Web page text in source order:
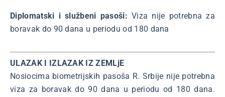
Diplomatski i službeni pasoši: Viza nije potrebna za
boravak do 90 dana u periodu od 180 dana
ULAZAK I IZLAZAK IZ ZEMLjE
Nosiocima biometrijskih pasoša R. Srbije nije potrebna
viza za boravak do 90 dana u periodu od 180 dana.